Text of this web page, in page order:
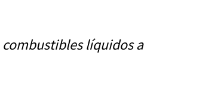
combustibles líquidos a